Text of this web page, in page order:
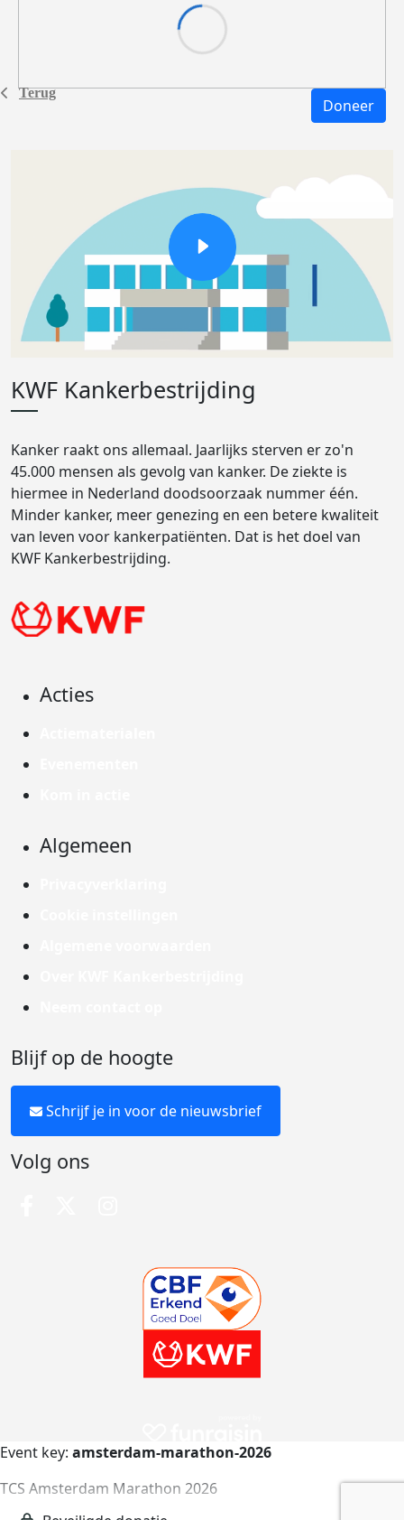
Terug
Doneer
KWF Kankerbestrijding
Kanker raakt ons allemaal. Jaarlijks sterven er zo'n
45.000 mensen als gevolg van kanker. De ziekte is
hiermee in Nederland doodsoorzaak nummer één.
Minder kanker, meer genezing en een betere kwaliteit
van leven voor kankerpatiënten. Dat is het doel van
KWF Kankerbestrijding.
Acties
Algemeen
Blijf op de hoogte
Schrijf je in voor de nieuwsbrief
Volg ons
Event key: amsterdam-marathon-2026
TCS Amsterdam Marathon 2026